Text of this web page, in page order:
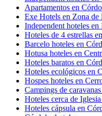
Apartamentos en
Exe Hotels en Zona
Independent hoteles
Hoteles de 4 estrellas
Barcelo hoteles en
Hotusa hoteles en
Hoteles baratos en
Hoteles ecológicos en
Hospes hoteles en
Campings de
Hoteles cerca de
Hoteles cápsula en